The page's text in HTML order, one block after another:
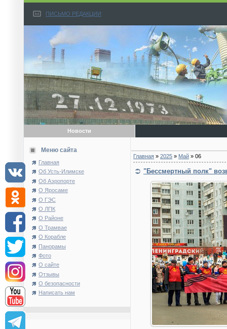
ПИСЬМО РЕДАКЦИИ
Новости
Меню сайта
Главная
Об Усть-Илимске
Об Аэропорте
О Яросаме
О ГЭС
О ЛПК
О Районе
О Трамвае
О Корабле
Панорамы
Фото
О сайте
Отзывы
О безопасности
Написать нам
Главная » 2025 » Май » 06
"Бессмертный полк"